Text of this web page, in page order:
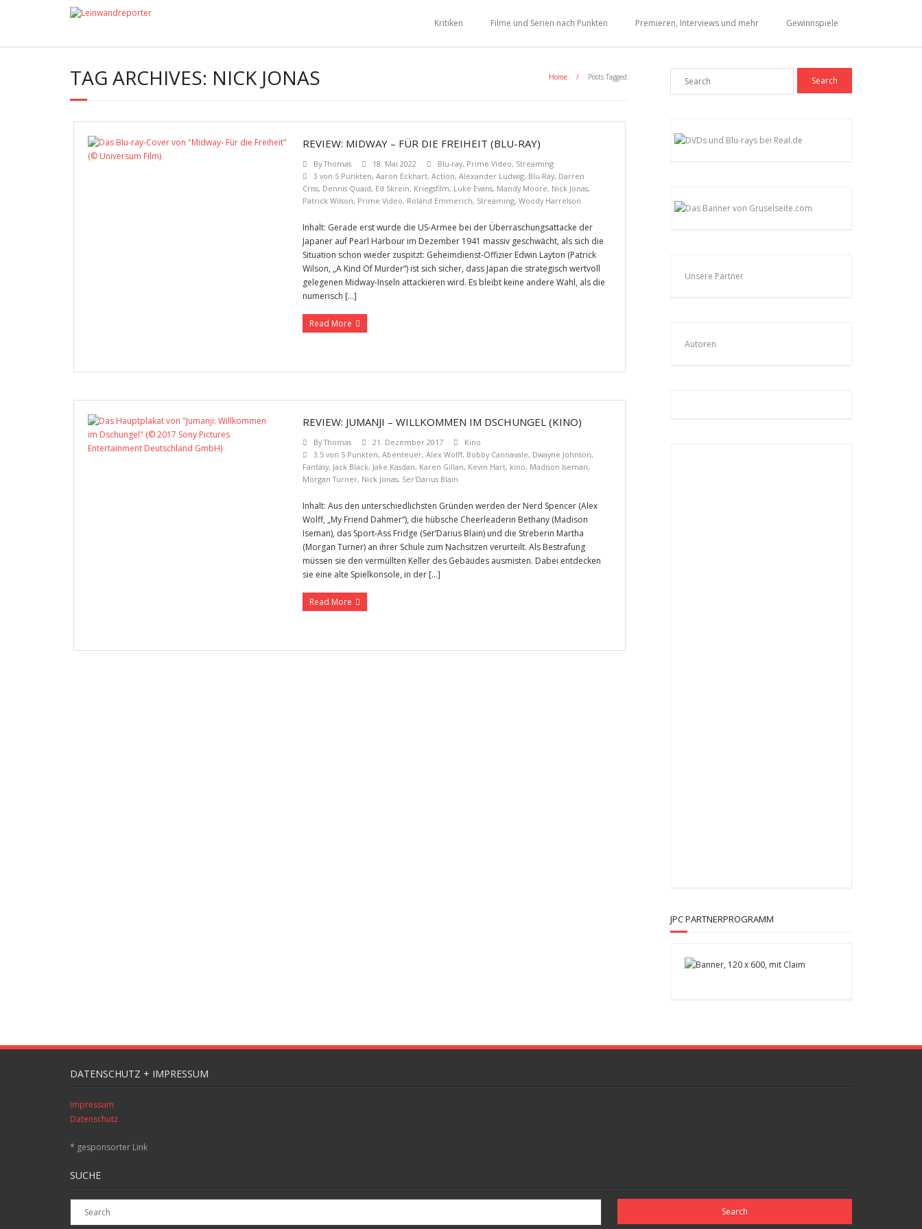
Kritiken Filme und Serien nach Punkten Premieren, Interviews und mehr Gewinnspiele
TAG ARCHIVES: NICK JONAS Home / Posts Tagged:
REVIEW: MIDWAY – FÜR DIE FREIHEIT (BLU-RAY)
ByThomas 18. Mai 2022 Blu-ray, Prime Video, Streaming
3 von 5 Punkten,Aaron Eckhart,Action,Alexander Ludwig, Blu-Ray, Darren
Criss, Dennis Quaid, Ed Skrein, Kriegsfilm, Luke Evans, Mandy Moore, Nick Jonas,
Patrick Wilson, Prime Video, Roland Emmerich, Streaming,Woody Harrelson
Inhalt: Gerade erst wurde die US-Armee bei der Überraschungsattacke der
Japaner auf Pearl Harbour im Dezember 1941 massiv geschwächt, als sich die
Situation schon wieder zuspitzt: Geheimdienst-Offizier Edwin Layton (Patrick
Wilson, „A Kind Of Murder“) ist sich sicher, dass Japan die strategisch wertvoll
gelegenen Midway-Inseln attackieren wird. Es bleibt keine andere Wahl, als die
numerisch […]
Read More
REVIEW: JUMANJI – WILLKOMMEN IM DSCHUNGEL (KINO)
ByThomas 21. Dezember 2017
Kino
3.5 von 5 Punkten,Abenteuer,Alex Wolff, Bobby Cannavale, Dwayne Johnson,
Fantasy, Jack Black, Jake Kasdan, Karen Gillan, Kevin Hart, kino, Madison Iseman,
Morgan Turner, Nick Jonas, Ser'Darius Blain
Inhalt: Aus den unterschiedlichsten Gründen werden der Nerd Spencer (Alex
Wolff, „My Friend Dahmer“), die hübsche Cheerleaderin Bethany (Madison
Iseman), das Sport-Ass Fridge (Ser’Darius Blain) und die Streberin Martha
(Morgan Turner) an ihrer Schule zum Nachsitzen verurteilt. Als Bestrafung
müssen sie den vermüllten Keller des Gebäudes ausmisten. Dabei entdecken
sie eine alte Spielkonsole, in der […]
Read More
Unsere Partner
Autoren
JPC PARTNERPROGRAMM
DATENSCHUTZ + IMPRESSUM
Impressum
Datenschutz
* gesponsorter Link
SUCHE